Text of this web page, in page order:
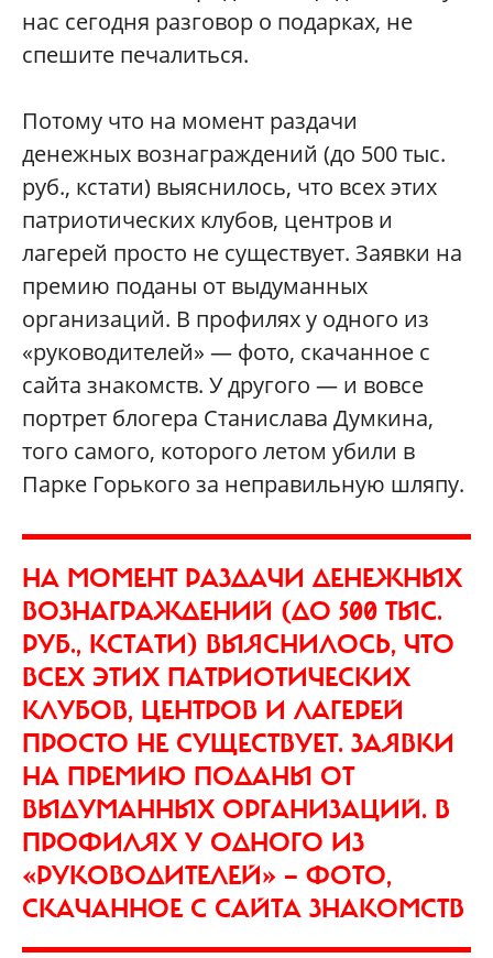
нас сегодня разговор о подарках, не
спешите печалиться.
Потому что на момент раздачи
денежных вознаграждений (до 500 тыс.
руб., кстати) выяснилось, что всех этих
патриотических клубов, центров и
лагерей просто не существует. Заявки на
премию поданы от выдуманных
организаций. В профилях у одного из
«руководителей» — фото, скачанное с
сайта знакомств. У другого — и вовсе
портрет блогера Станислава Думкина,
того самого, которого летом убили в
Парке Горького за неправильную шляпу.
НА МОМЕНТ РАЗДАЧИ ДЕНЕЖНЫХ
ВОЗНАГРАЖДЕНИЙ (ДО 500 ТЫС.
РУБ., КСТАТИ) ВЫЯСНИЛОСЬ, ЧТО
ВСЕХ ЭТИХ ПАТРИОТИЧЕСКИХ
КЛУБОВ, ЦЕНТРОВ И ЛАГЕРЕЙ
ПРОСТО НЕ СУЩЕСТВУЕТ. ЗАЯВКИ
НА ПРЕМИЮ ПОДАНЫ ОТ
ВЫДУМАННЫХ ОРГАНИЗАЦИЙ. В
ПРОФИЛЯХ У ОДНОГО ИЗ
«РУКОВОДИТЕЛЕЙ» — ФОТО,
СКАЧАННОЕ С САЙТА ЗНАКОМСТВ